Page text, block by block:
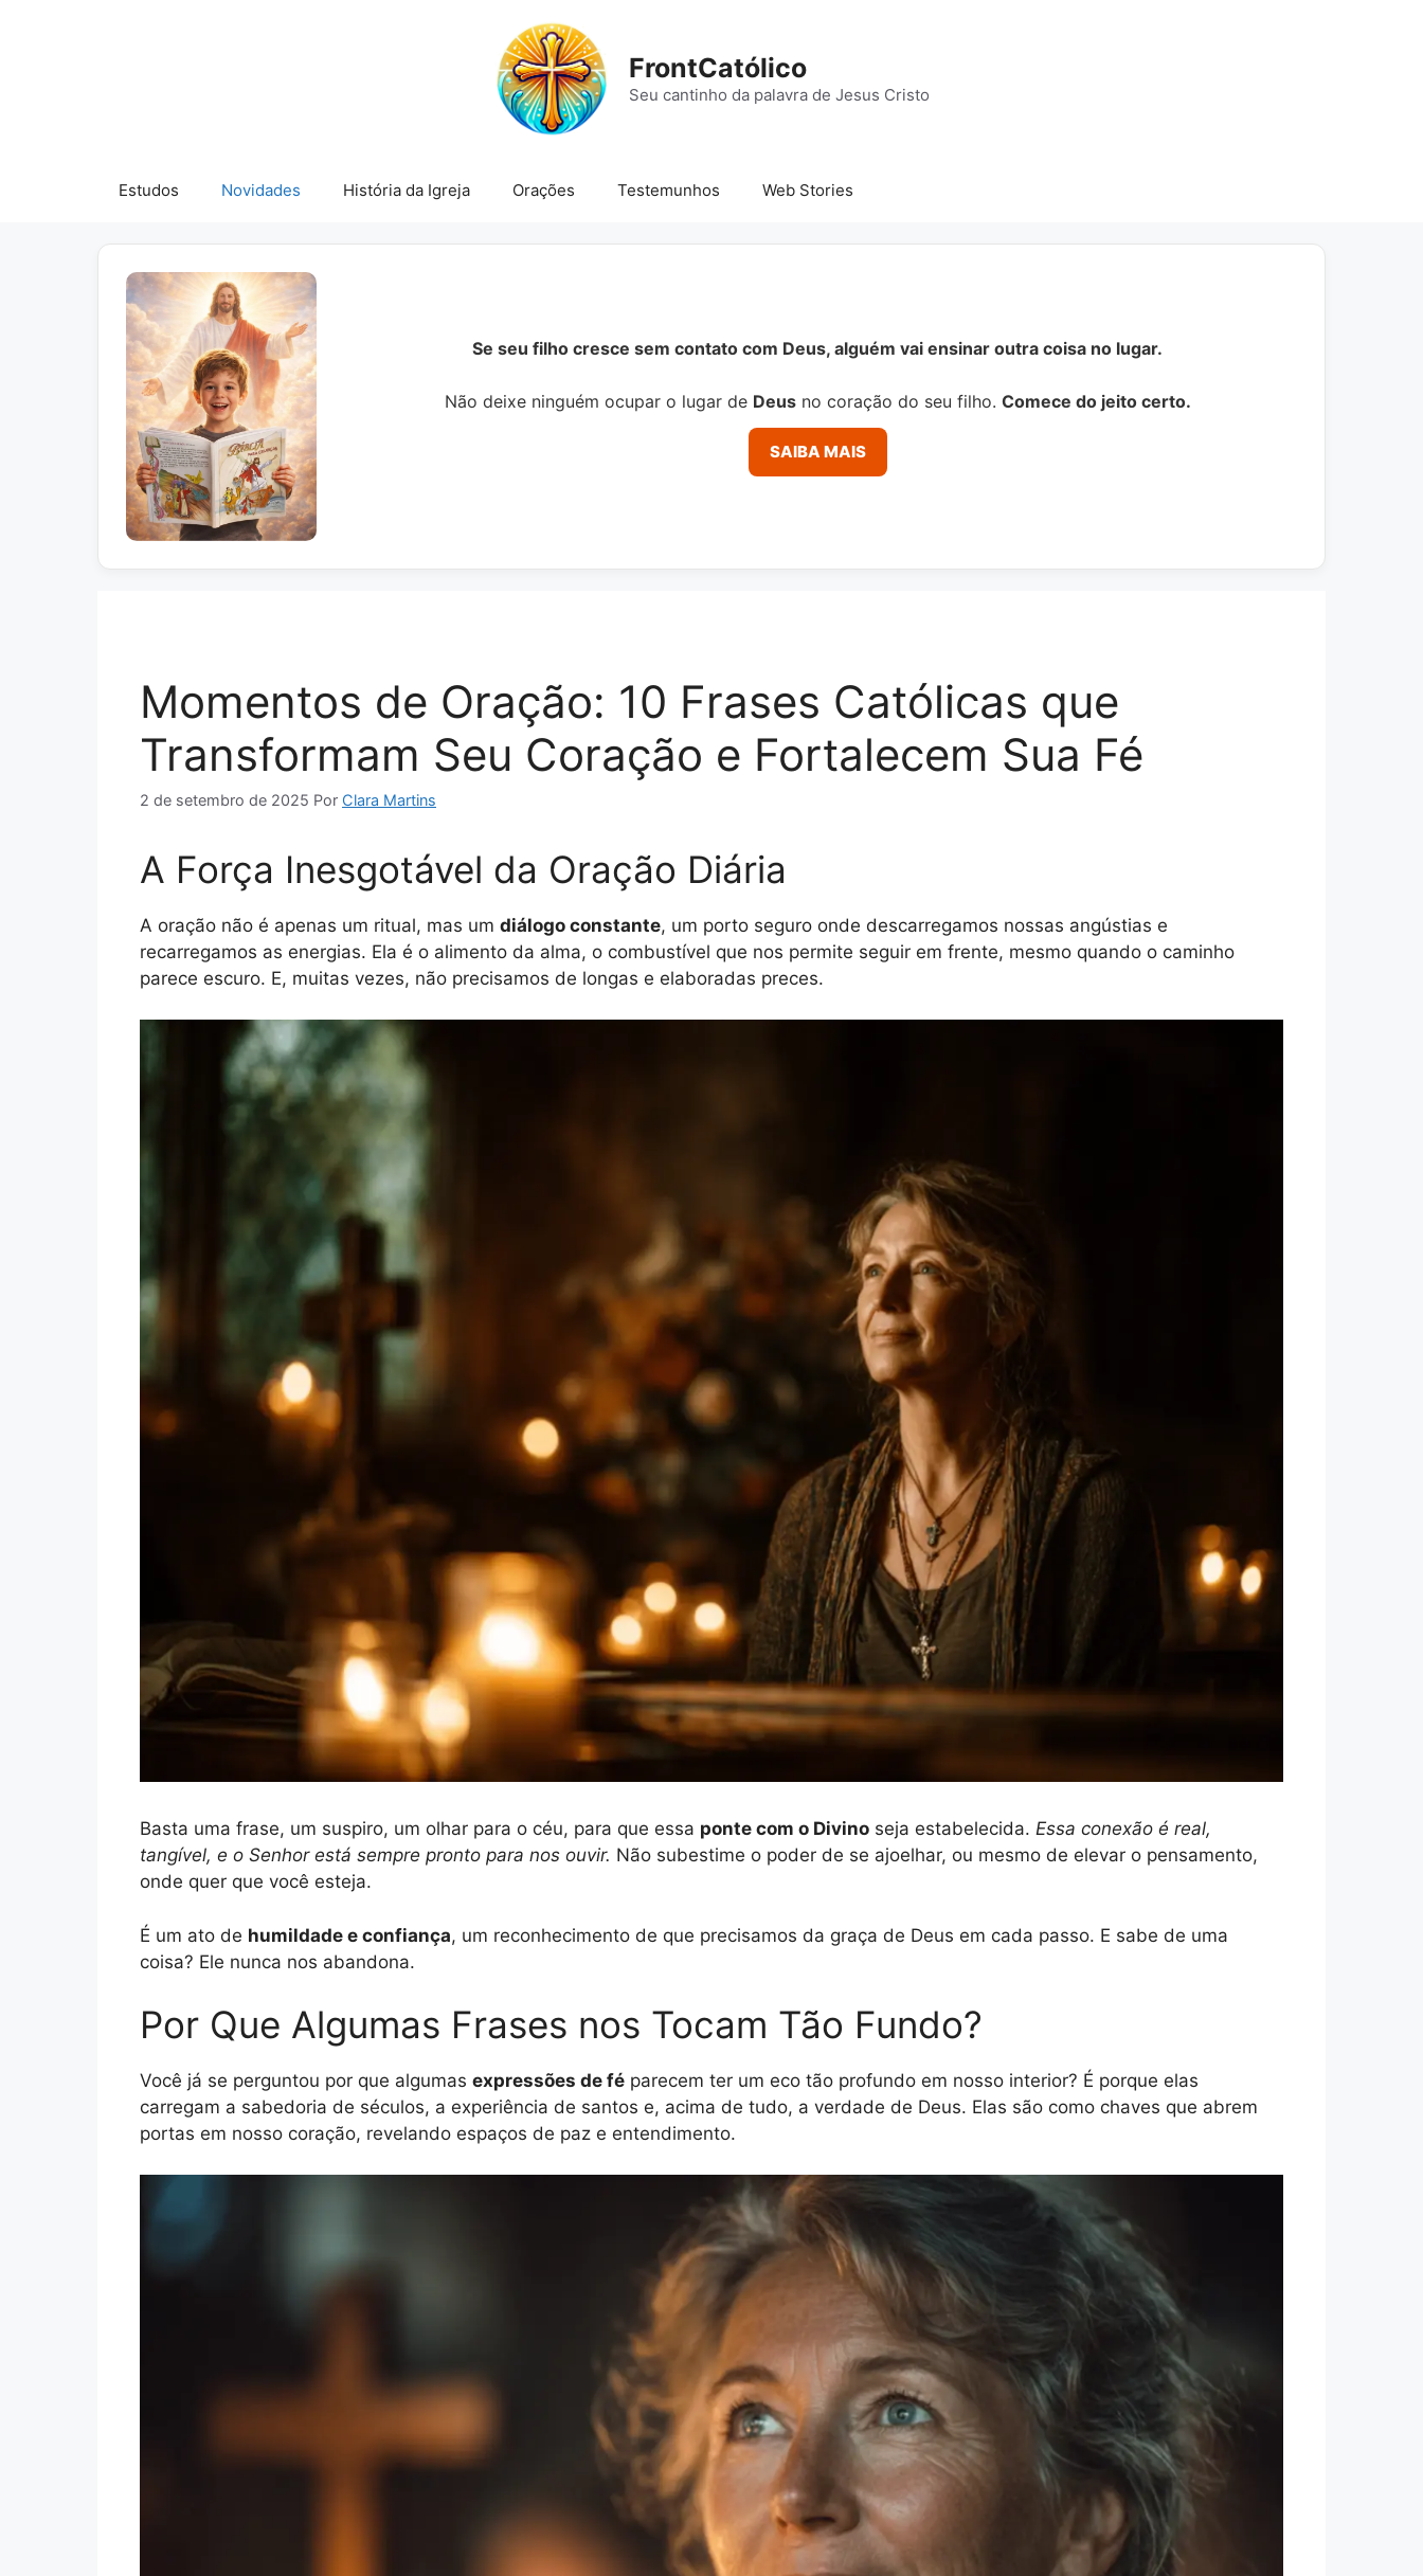
FrontCatólico
Seu cantinho da palavra de Jesus Cristo
Estudos Novidades História da Igreja Orações Testemunhos Web Stories
Se seu filho cresce sem contato com Deus, alguém vai ensinar outra coisa no lugar.
Não deixe ninguém ocupar o lugar de Deusno coração do seu filho. Comece do jeito certo.
SAIBA MAIS
Momentos de Oração: 10 Frases Católicas que
Transformam Seu Coração e Fortalecem Sua Fé
2 de setembro de 2025 Por Clara Martins
A Força Inesgotável da Oração Diária
A oração não é apenas um ritual, mas um diálogo constante, um porto seguro onde descarregamos nossas angústias e
recarregamos as energias. Ela é o alimento da alma, o combustível que nos permite seguir em frente, mesmo quando o caminho
parece escuro. E, muitas vezes, não precisamos de longas e elaboradas preces.
Basta uma frase, um suspiro, um olhar para o céu, para que essa ponte com o Divino seja estabelecida. Essa conexão é real,
tangível, e o Senhor está sempre pronto para nos ouvir. Não subestime o poder de se ajoelhar, ou mesmo de elevar o pensamento,
onde quer que você esteja.
É um ato de humildade e confiança, um reconhecimento de que precisamos da graça de Deus em cada passo. E sabe de uma
coisa? Ele nunca nos abandona.
Por Que Algumas Frases nos Tocam Tão Fundo?
Você já se perguntou por que algumas expressões de fé parecem ter um eco tão profundo em nosso interior? É porque elas
carregam a sabedoria de séculos, a experiência de santos e, acima de tudo, a verdade de Deus. Elas são como chaves que abrem
portas em nosso coração, revelando espaços de paz e entendimento.